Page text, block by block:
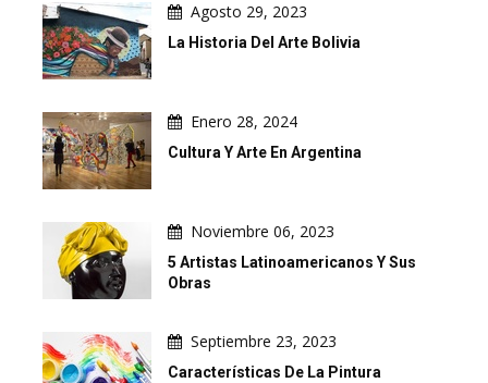
Agosto 29, 2023
La Historia Del Arte Bolivia
Enero 28, 2024
Cultura Y Arte En Argentina
Noviembre 06, 2023
5 Artistas Latinoamericanos Y Sus
Obras
Septiembre 23, 2023
Características De La Pintura